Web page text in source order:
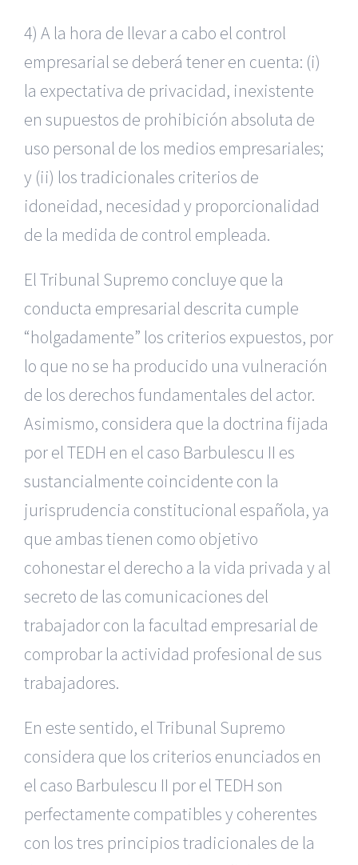
4) A la hora de llevar a cabo el control
empresarial se deberá tener en cuenta: (i)
la expectativa de privacidad, inexistente
en supuestos de prohibición absoluta de
uso personal de los medios empresariales;
y (ii) los tradicionales criterios de
idoneidad, necesidad y proporcionalidad
de la medida de control empleada.
El Tribunal Supremo concluye que la
conducta empresarial descrita cumple
“holgadamente” los criterios expuestos, por
lo que no se ha producido una vulneración
de los derechos fundamentales del actor.
Asimismo, considera que la doctrina fijada
por el TEDH en el caso Barbulescu II es
sustancialmente coincidente con la
jurisprudencia constitucional española, ya
que ambas tienen como objetivo
cohonestar el derecho a la vida privada y al
secreto de las comunicaciones del
trabajador con la facultad empresarial de
comprobar la actividad profesional de sus
trabajadores.
En este sentido, el Tribunal Supremo
considera que los criterios enunciados en
el caso Barbulescu II por el TEDH son
perfectamente compatibles y coherentes
con los tres principios tradicionales de la